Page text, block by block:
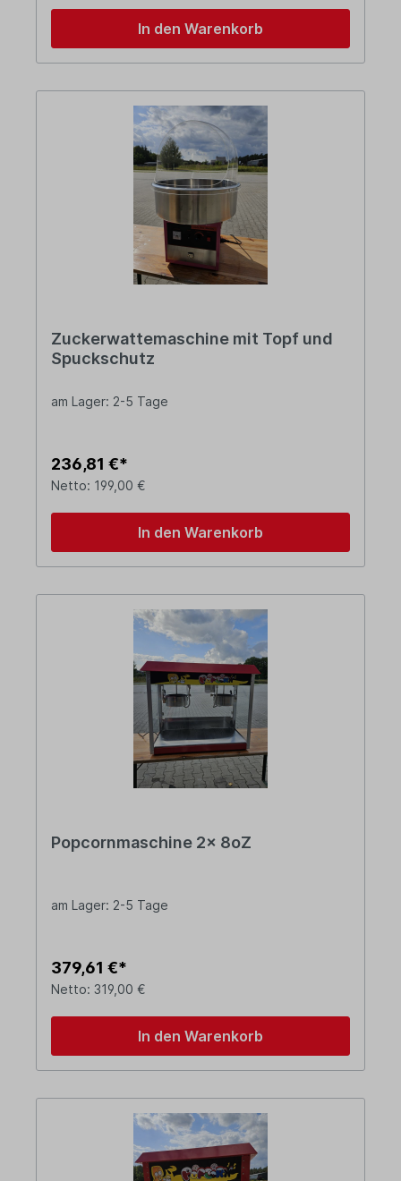
In den Warenkorb
Zuckerwattemaschine mit Topf und
Spuckschutz
am Lager: 2-5 Tage
236,81 €*
Netto: 199,00 €
In den Warenkorb
Popcornmaschine 2x 8oZ
am Lager: 2-5 Tage
379,61 €*
Netto: 319,00 €
In den Warenkorb